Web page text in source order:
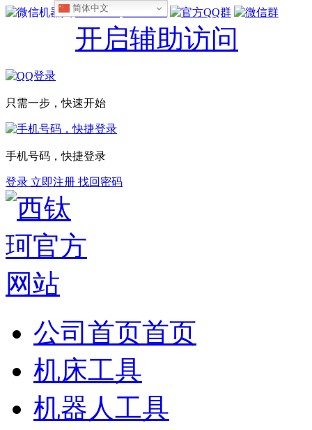
简体中文
设为首页 收藏本站
开启辅助访问
只需一步，快速开始
手机号码，快捷登录
登录 立即注册 找回密码
公司首页首页
机床工具
机器人工具